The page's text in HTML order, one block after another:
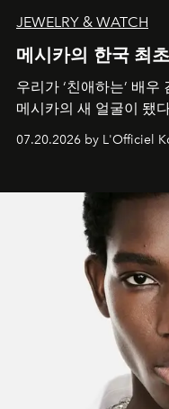
JEWELRY & WATCH
메시카의 한국 최
우리가 ‘친애하는’ 배
메시카의 새 얼굴이 됐
07.20.2026 by L'Officiel